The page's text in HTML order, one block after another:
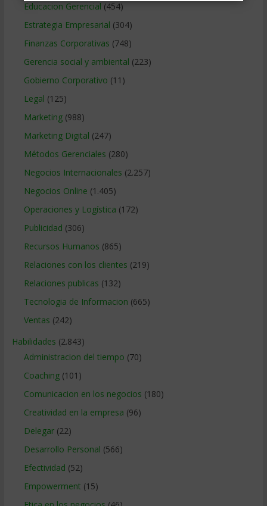
Educacion Gerencial (454)
Estrategia Empresarial (304)
Finanzas Corporativas (748)
Gerencia social y ambiental (223)
Gobierno Corporativo (11)
Legal (125)
Marketing(988)
Marketing Digital (247)
Métodos Gerenciales (280)
Negocios Internacionales (2.257)
Negocios Online (1.405)
Operaciones y Logística (172)
Publicidad (306)
Recursos Humanos (865)
Relaciones con los clientes (219)
Relaciones publicas (132)
Tecnologia de Informacion (665)
Ventas (242)
Habilidades (2.843)
Administracion del tiempo (70)
Coaching(101)
Comunicacion en los negocios (180)
Creatividad en la empresa (96)
Delegar(22)
Desarrollo Personal (566)
Efectividad (52)
Empowerment (15)